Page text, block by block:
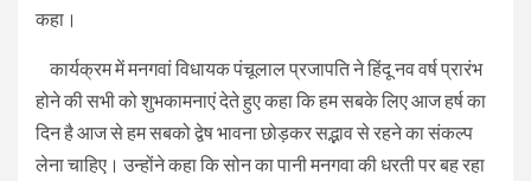
कहा।
कार्यक्रम में मनगवां विधायक पंचूलाल प्रजापति ने हिंदू नव वर्ष प्रारंभ
होने की सभी को शुभकामनाएं देते हुए कहा कि हम सबके लिए आज हर्ष का
दिन है आज से हम सबको द्वेष भावना छोड़कर सद्भाव से रहने का संकल्प
लेना चाहिए। उन्होंने कहा कि सोन का पानी मनगवा की धरती पर बह रहा